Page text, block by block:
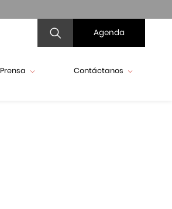
Agenda
Prensa Contáctanos